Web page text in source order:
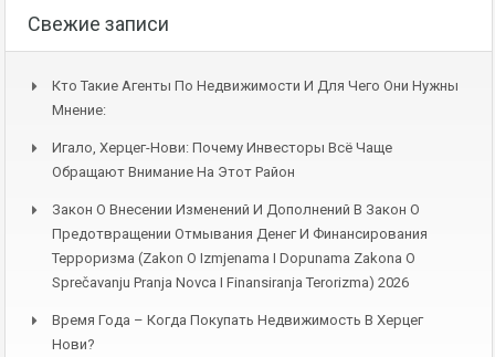
Свежие записи
Кто Такие Агенты По Недвижимости И Для Чего Они Нужны
Мнение:
Игало, Херцег-Нови: Почему Инвесторы Всё Чаще
Обращают Внимание На Этот Район
Закон О Внесении Изменений И Дополнений В Закон О
Предотвращении Отмывания Денег И Финансирования
Терроризма (Zakon O Izmjenama I Dopunama Zakona O
Sprečavanju Pranja Novca I Finansiranja Terorizma) 2026
Время Года – Когда Покупать Недвижимость В Херцег
Нови?